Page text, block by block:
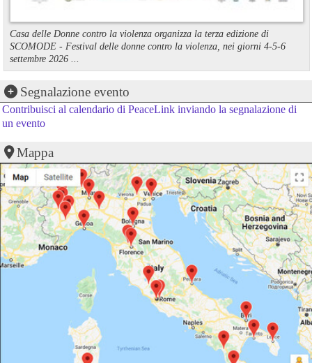
Casa delle Donne contro la violenza organizza la terza edizione di
SCOMODE - Festival delle donne contro la violenza, nei giorni 4-5-6
settembre 2026 ...
Segnalazione evento
Contribuisci al calendario di PeaceLink inviando la segnalazione di
un evento
Mappa